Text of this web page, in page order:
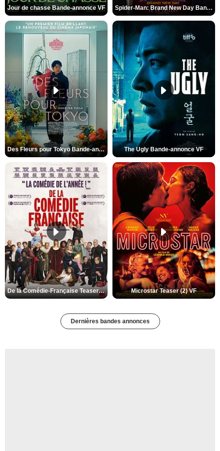
Jour de chasse Bande-annonce VF Spider-Man: Brand New Day Bande-annonce (3) VO STFR
Des Fleurs pour Tokyo Bande-annonce VO STFR The Ugly Bande-annonce VF
De la Comédie-Française Teaser (3) VF Microstar Teaser (2) VF
Dernières bandes annonces